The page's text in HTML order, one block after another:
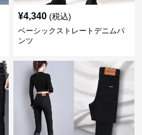
¥4,340 (税込)
ベーシックストレートデニムパ
ンツ